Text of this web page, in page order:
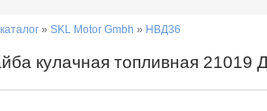
» SKL Motor Gmbh » НВД36
кулачная топливная 21019